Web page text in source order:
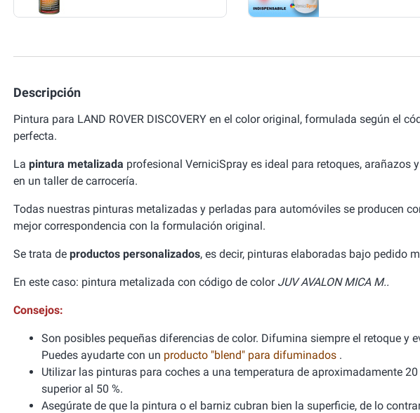
Descripción
Pintura para LAND ROVER DISCOVERY en el color original, formulada según el
perfecta.
La pintura metalizada profesional VerniciSpray es ideal para retoques,
en un taller de carrocería.
Todas nuestras pinturas metalizadas y perladas para automóviles se producen
mejor correspondencia con la formulación original.
Se trata de productos personalizados, es decir, pinturas elaboradas bajo pedido
En este caso: pintura metalizada con código de color JUV AVALON MICA M..
Consejos:
Son posibles pequeñas diferencias de color. Difumina siempre el retoque y
Puedes ayudarte con un producto "blend" para difuminados .
Utilizar las pinturas para coches a una temperatura de aproximadamente
superior al 50 %.
Asegúrate de que la pintura o el barniz cubran bien la superficie, de lo